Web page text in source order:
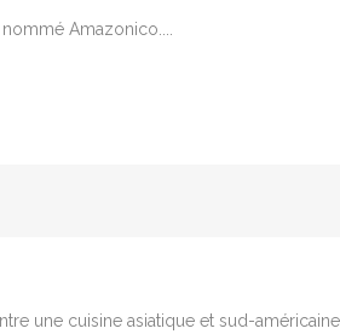
Amazonico....
une cuisine asiatique et sud-